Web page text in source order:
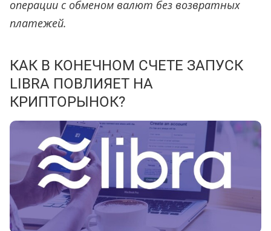
операции с обменом валют без возвратных
платежей.
КАК В КОНЕЧНОМ СЧЕТЕ ЗАПУСК
LIBRA ПОВЛИЯЕТ НА
КРИПТОРЫНОК?